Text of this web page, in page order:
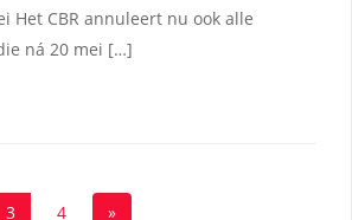
Het CBR annuleert nu ook alle
ná 20 mei […]
3 4 »